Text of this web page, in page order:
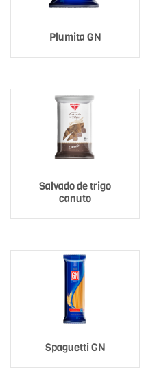
Plumita GN
Salvado de trigo
canuto
Spaguetti GN